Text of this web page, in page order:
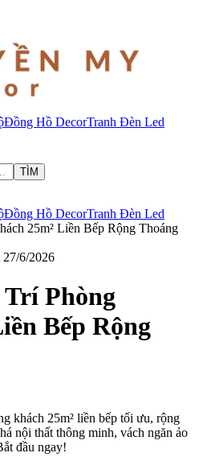
Đồng Hồ DecorTranh Đèn Led
TÌM
Đồng Hồ DecorTranh Đèn Led
27/6/2026
Phòng
Bếp Rộng
khách 25m² liền bếp tối ưu, rộng
nội thất thông minh, vách ngăn ảo
đầu ngay!